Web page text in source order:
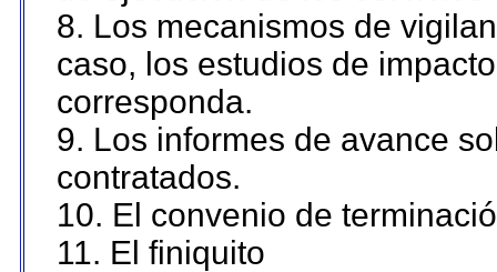
8. Los mecanismos de
caso, los estudios de
corresponda.
9. Los informes de avance
contratados.
10. El convenio de
11. El finiquito